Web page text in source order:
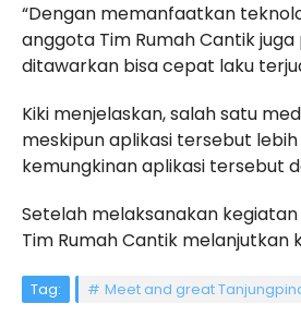
“Dengan memanfaatkan
anggota Tim Rumah Cantik
ditawarkan bisa cepat laku
Kiki menjelaskan, salah satu
meskipun aplikasi tersebut
kemungkinan aplikasi tersebut
Setelah melaksanakan
Tim Rumah Cantik
Tag: Meet and great